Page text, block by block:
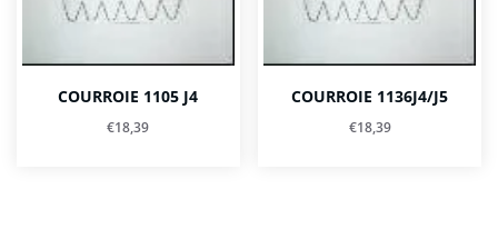
COURROIE 1105 J4
€18,39
COURROIE 1136J4/J5
€18,39